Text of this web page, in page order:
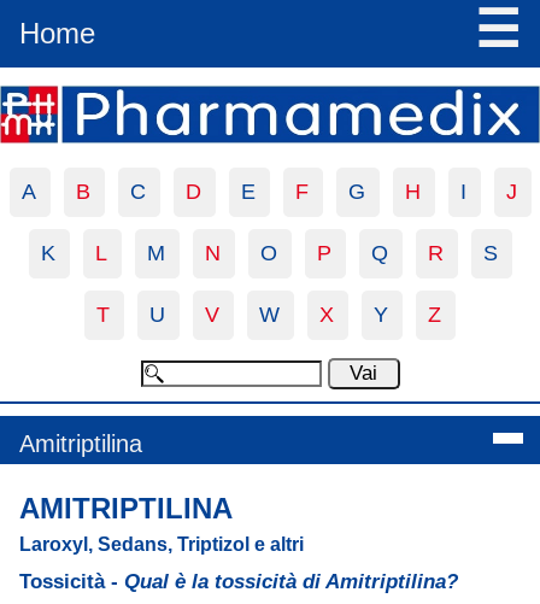
Home ☰
A B C D E F G H I J
K L M N O P Q R S
T U V W X Y Z
Amitriptilina
AMITRIPTILINA
Laroxyl, Sedans, Triptizol e altri
Tossicità - Qual è la tossicità di Amitriptilina?